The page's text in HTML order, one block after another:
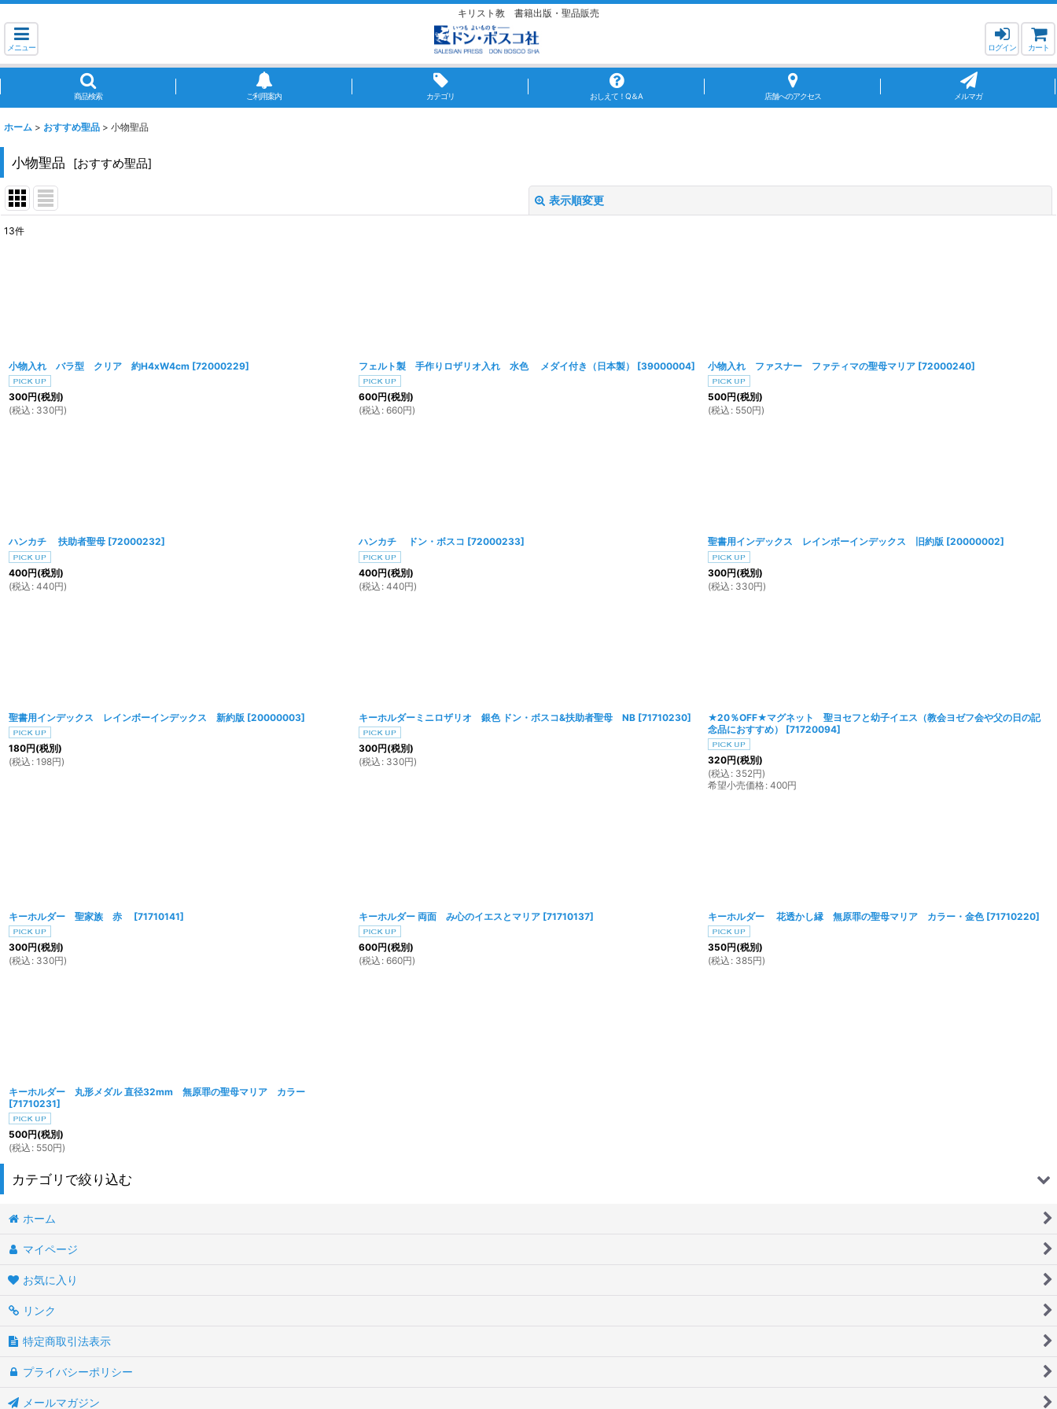
キリスト教 書籍出版・聖品販売
メニュー ログイン カート
商品検索 ご利用案内 カテゴリ おしえて！Q＆A 店舗へのアクセス メルマガ
ホーム > おすすめ聖品 > 小物聖品
小物聖品 [おすすめ聖品]
表示順変更
絞り込む
13件
小物入れ バラ型 クリア 約H4xW4cm [72000229]
300円(税別)
(税込 : 330円)
フェルト製 手作りロザリオ入れ 水色 メダイ付き（日本製） [39000004]
600円(税別)
(税込 : 660円)
小物入れ ファスナー ファティマの聖母マリア [72000240]
500円(税別)
(税込 : 550円)
ハンカチ 扶助者聖母 [72000232]
400円(税別)
(税込 : 440円)
ハンカチ ドン・ボスコ [72000233]
400円(税別)
(税込 : 440円)
聖書用インデックス レインボーインデックス 旧約版 [20000002]
300円(税別)
(税込 : 330円)
聖書用インデックス レインボーインデックス 新約版 [20000003]
180円(税別)
(税込 : 198円)
キーホルダーミニロザリオ 銀色 ドン・ボスコ&扶助者聖母 NB [71710230]
300円(税別)
(税込 : 330円)
★20％OFF★マグネット 聖ヨセフと幼子イエス（教会ヨゼフ会や父の日の記
念品におすすめ）
[71720094]
320円(税別)
(税込 : 352円)
希望小売価格: 400円
キーホルダー 聖家族 赤 [71710141]
300円(税別)
(税込 : 330円)
キーホルダー 両面 み心のイエスとマリア [71710137]
600円(税別)
(税込 : 660円)
キーホルダー 花透かし縁 無原罪の聖母マリア カラー・金色 [71710220]
350円(税別)
(税込 : 385円)
キーホルダー 丸形メダル 直径32mm 無原罪の聖母マリア カラー
[71710231]
500円(税別)
(税込 : 550円)
カテゴリで絞り込む
小物聖品 (全聖品)
小物・他（スカプラリオ）
ステーショナリー
ホーム
マイページ
お気に入り
リンク
特定商取引法表示
プライバシーポリシー
メールマガジン